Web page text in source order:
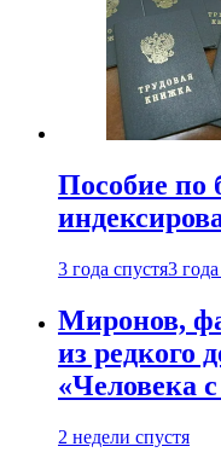
Пособие по
3 года спустя3
Миронов,
из редкого
«Человека
2 недели спустя